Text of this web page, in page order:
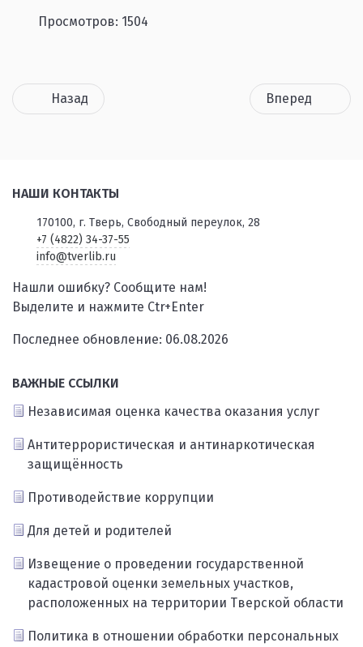
Просмотров: 1504
Назад Вперед
НАШИ КОНТАКТЫ
170100, г. Тверь, Свободный переулок, 28
+7 (4822) 34-37-55
info@tverlib.ru
Нашли ошибку? Сообщите нам!
Выделите и нажмите Ctr+Enter
Последнее обновление: 06.08.2026
ВАЖНЫЕ ССЫЛКИ
Независимая оценка качества оказания услуг
Антитеррористическая и антинаркотическая
защищённость
Противодействие коррупции
Для детей и родителей
Извещение о проведении государственной
кадастровой оценки земельных участков,
расположенных на территории Тверской области
Политика в отношении обработки персональных